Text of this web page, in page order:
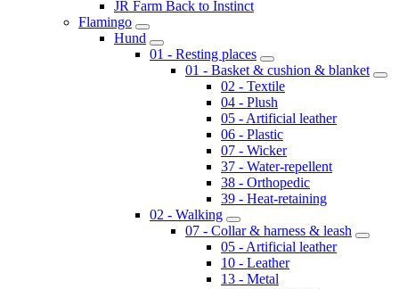
JR Farm Back to Instinct
Flamingo
Hund
01 - Resting places
01 - Basket & cushion & blanket
02 - Textile
04 - Plush
05 - Artificial leather
06 - Plastic
07 - Wicker
37 - Water-repellent
38 - Orthopedic
39 - Heat-retaining
02 - Walking
07 - Collar & harness & leash
05 - Artificial leather
10 - Leather
13 - Metal